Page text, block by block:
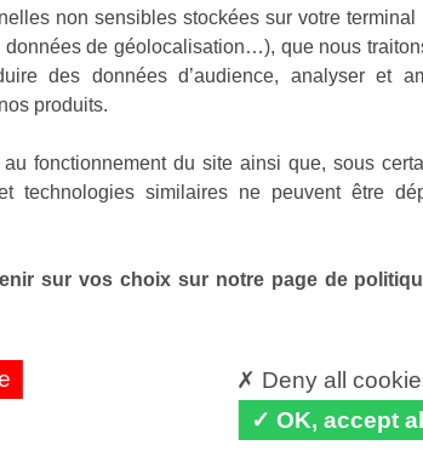
non sensibles stockées sur votre terminal
données de géolocalisation…), que nous
des données d’audience, analyser et
produits.
fonctionnement du site ainsi que, sous
technologies similaires ne peuvent être
sur vos choix sur notre page de
Deny all
OK, accept